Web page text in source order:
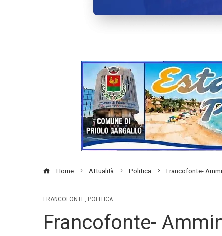
Home Attualità Politica Francofonte-
FRANCOFONTE, POLITICA
Francofonte-